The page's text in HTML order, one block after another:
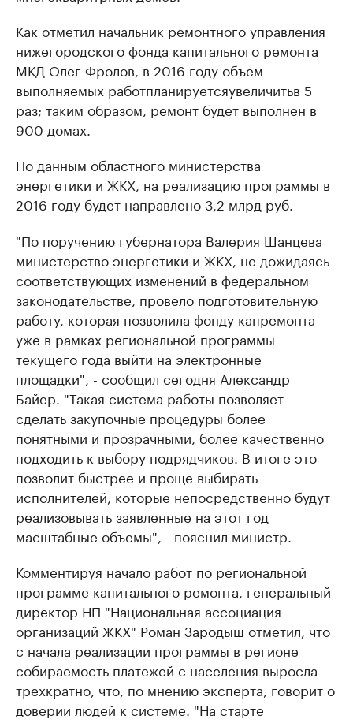
Как отметил начальник ремонтного управления
нижегородского фонда капитального ремонта
МКД Олег Фролов, в 2016 годуобъем
выполняемых работпланируетсяувеличитьв 5
раз; таким образом, ремонт будет выполнен в
900 домах
По данным областного министерства
энергетики и ЖКХ, на реализацию программы в
2016 году будет направлено 3,2 млрд руб.
"По поручению губернатора Валерия Шанцева
министерство энергетики и ЖКХ, не дожидаясь
соответствующих изменений в федеральном
законодательстве, провело подготовительную
работу, которая позволила фонду капремонта
уже в рамках региональной программы
текущего года выйти на электронные
площадки", - сообщил сегодня Александр
Байер. "Такая система работы позволяет
сделать закупочные процедуры более
понятными и прозрачными, более качественно
подходить к выбору подрядчиков. В итоге это
позволит быстрее и проще выбирать
исполнителей, которые непосредственно будут
реализовывать заявленные на этот год
масштабные объемы", - пояснил министр.
Комментируя начало работ по региональной
программе капитального ремонта, генеральный
директор НП "Национальная ассоциация
организаций ЖКХ" Роман Зародыш отметил, что
с начала реализации программы в регионе
собираемость платежей с населения выросла
трехкратно, что, по мнению эксперта, говорит о
доверии людей к системе. "На старте